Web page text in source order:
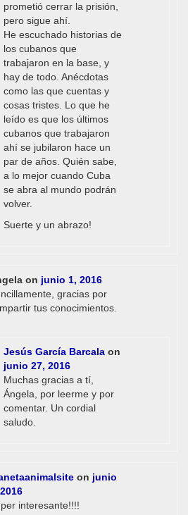
prometió cerrar la prisión,
pero sigue ahí.
He escuchado historias de
los cubanos que
trabajaron en la base, y
hay de todo. Anécdotas
como las que cuentas y
cosas tristes. Lo que he
leído es que los últimos
cubanos que trabajaron
ahí se jubilaron hace un
par de años. Quién sabe,
a lo mejor cuando Cuba
se abra al mundo podrán
volver.
Suerte y un abrazo!
on junio 1, 2016
gracias por
tus conocimientos.
Jesús García Barcala on
junio 27, 2016
Muchas gracias a tí,
Ángela, por leerme y por
comentar. Un cordial
saludo.
on junio
interesante!!!!